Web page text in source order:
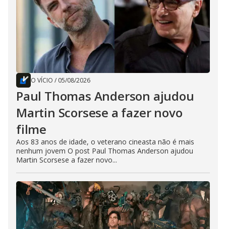
O VÍCIO / 05/08/2026
Paul Thomas Anderson ajudou
Martin Scorsese a fazer novo
filme
Aos 83 anos de idade, o veterano cineasta não é mais
nenhum jovem O post Paul Thomas Anderson ajudou
Martin Scorsese a fazer novo...